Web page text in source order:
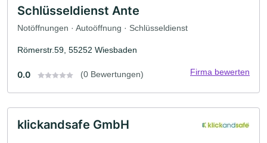
Schlüsseldienst Ante
Notöffnungen · Autoöffnung · Schlüsseldienst
Römerstr.59, 55252 Wiesbaden
0.0 (0 Bewertungen) Firma bewerten
klickandsafe GmbH